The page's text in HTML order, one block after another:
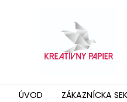
ÚVOD ZÁKAZNÍCKA